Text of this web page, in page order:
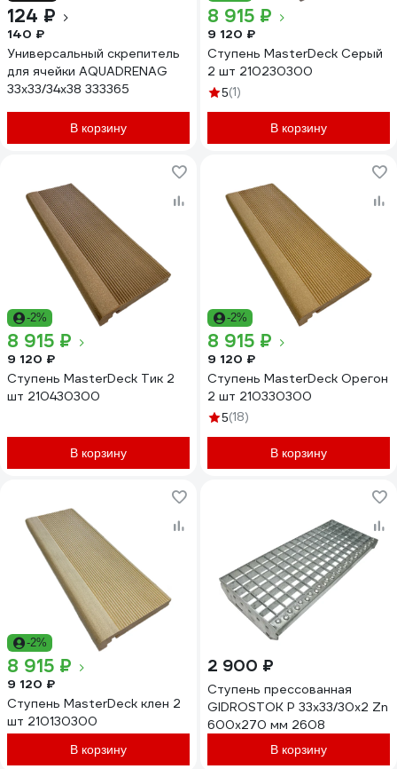
124 ₽
140 ₽
Универсальный скрепитель
для ячейки AQUADRENAG
33x33/34x38 333365
В корзину
8 915 ₽
9 120 ₽
Cтупень MasterDeck Серый
2 шт 210230300
5(1)
В корзину
-2%
8 915 ₽
9 120 ₽
Cтупень MasterDeck Тик 2
шт 210430300
В корзину
-2%
8 915 ₽
9 120 ₽
Cтупень MasterDeck Орегон
2 шт 210330300
5(18)
В корзину
-2%
8 915 ₽
9 120 ₽
Cтупень MasterDeck клен 2
шт 210130300
В корзину
2 900 ₽
Ступень прессованная
GIDROSTOK P 33х33/30х2 Zn
600х270 мм 2608
В корзину